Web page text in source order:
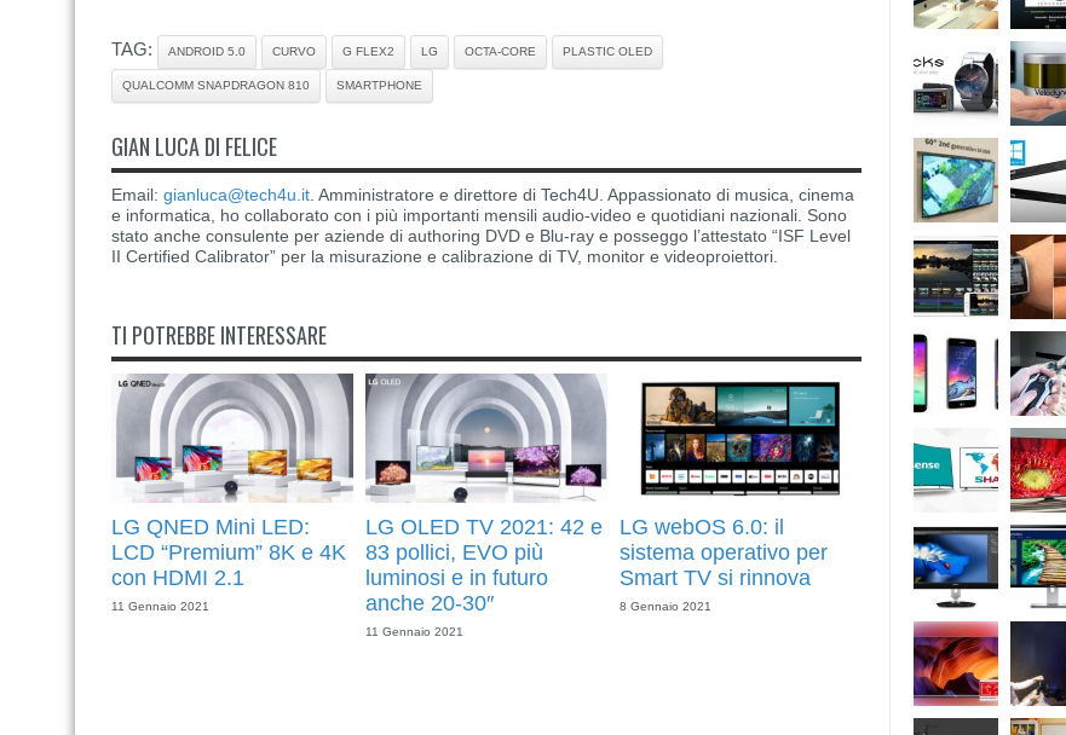
TAG: ANDROID 5.0 CURVO G FLEX2 LG OCTA-CORE PLASTIC OLED
QUALCOMM SNAPDRAGON 810 SMARTPHONE
GIAN LUCA DI FELICE
Email: gianluca@tech4u.it . Amministratore e direttore di Tech4U. Appassionato di musica, cinema
e informatica, ho collaborato con i più importanti mensili audio-video e quotidiani nazionali. Sono
stato anche consulente per aziende di authoring DVD e Blu-ray e posseggo l’attestato “ISF Level
II Certified Calibrator” per la misurazione e calibrazione di TV, monitor e videoproiettori.
TI POTREBBE INTERESSARE
LG QNED Mini LED:
LCD “Premium” 8K e 4K
con HDMI 2.1
11 Gennaio 2021
LG OLED TV 2021: 42 e
83 pollici, EVO più
luminosi e in futuro
anche 20-30″
11 Gennaio 2021
LG webOS 6.0: il
sistema operativo per
Smart TV si rinnova
8 Gennaio 2021